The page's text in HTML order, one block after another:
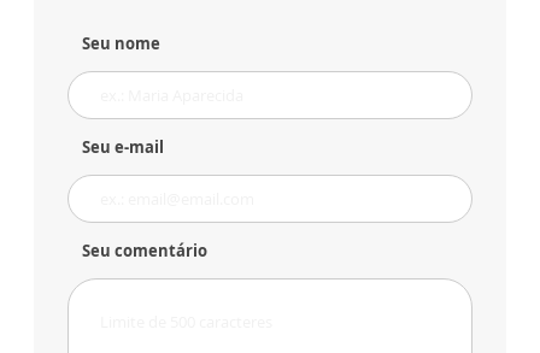
Seu nome
Seu e-mail
Seu comentário